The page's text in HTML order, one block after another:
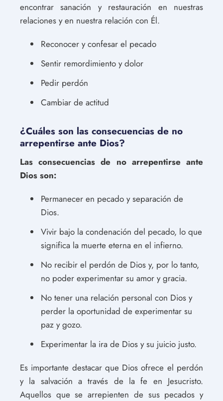
encontrar sanación y restauración en nuestras
relaciones y en nuestra relación con Él.
Reconocer y confesar el pecado
Sentir remordimiento y dolor
Pedir perdón
Cambiar de actitud
¿Cuáles son las consecuencias de no
arrepentirse ante Dios?
Las consecuencias de no arrepentirse ante
Dios son:
Permanecer en pecado y separación de
Dios.
Vivir bajo la condenación del pecado, lo que
significa la muerte eterna en el infierno.
No recibir el perdón de Dios y, por lo tanto,
no poder experimentar su amor y gracia.
No tener una relación personal con Dios y
perder la oportunidad de experimentar su
paz y gozo.
Experimentar la ira de Dios y su juicio justo.
Es importante destacar que Dios ofrece el perdón
y la salvación a través de la fe en Jesucristo.
Aquellos que se arrepienten de sus pecados y